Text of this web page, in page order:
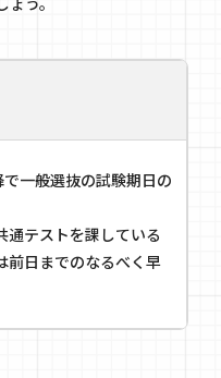
一般選抜の試験期日の
テストを課している
前日までのなるべく早